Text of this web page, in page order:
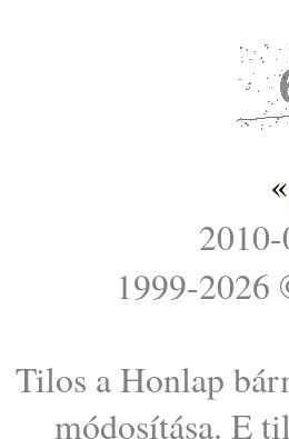
«
1999-2026
Tilos a Honlap
módosítása. E